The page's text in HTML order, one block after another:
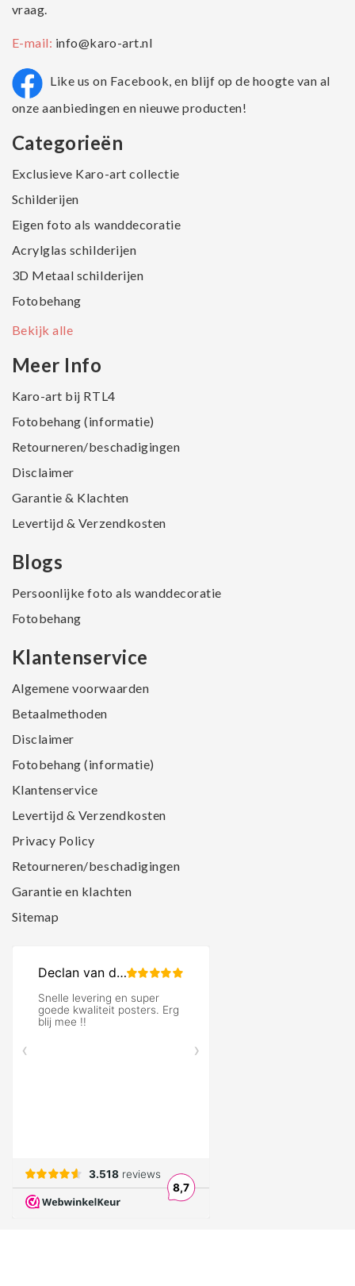
vraag.
E-mail: info@karo-art.nl
Like us on Facebook, en blijf op de hoogte van al
onze aanbiedingen en nieuwe producten!
Categorieën
Exclusieve Karo-art collectie
Schilderijen
Eigen foto als wanddecoratie
Acrylglas schilderijen
3D Metaal schilderijen
Fotobehang
Bekijk alle
Meer Info
Karo-art bij RTL4
Fotobehang (informatie)
Retourneren/beschadigingen
Disclaimer
Garantie & Klachten
Levertijd & Verzendkosten
Blogs
Persoonlijke foto als wanddecoratie
Fotobehang
Klantenservice
Algemene voorwaarden
Betaalmethoden
Disclaimer
Fotobehang (informatie)
Klantenservice
Levertijd & Verzendkosten
Privacy Policy
Retourneren/beschadigingen
Garantie en klachten
Sitemap